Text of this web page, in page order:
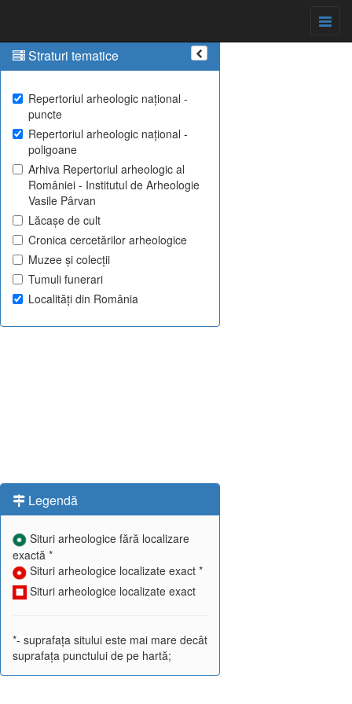
Straturi tematice
Repertoriul arheologic național -
puncte
Repertoriul arheologic național -
poligoane
Arhiva Repertoriul arheologic al
României - Institutul de Arheologie
Vasile Pârvan
Lăcașe de cult
Cronica cercetărilor arheologice
Muzee și colecții
Tumuli funerari
Localități din România
Legendă
Situri arheologice fără localizare
exactă *
Situri arheologice localizate exact *
Situri arheologice localizate exact
*- suprafața sitului este mai mare decât
suprafața punctului de pe hartă;